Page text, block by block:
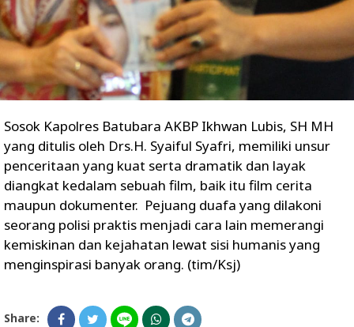
Sosok Kapolres Batubara AKBP Ikhwan Lubis, SH MH
yang ditulis oleh Drs.H. Syaiful Syafri, memiliki unsur
penceritaan yang kuat serta dramatik dan layak
diangkat kedalam sebuah film, baik itu film cerita
maupun dokumenter. Pejuang duafa yang dilakoni
seorang polisi praktis menjadi cara lain memerangi
kemiskinan dan kejahatan lewat sisi humanis yang
menginspirasi banyak orang. (tim/Ksj)
Share: